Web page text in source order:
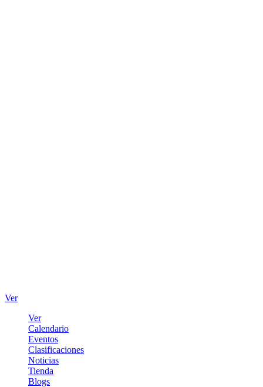
Ver
Ver
Calendario
Eventos
Clasificaciones
Noticias
Tienda
Blogs